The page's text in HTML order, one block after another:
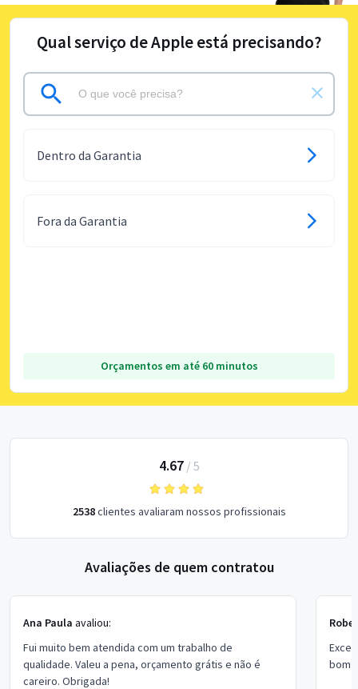
Qual serviço de Apple está precisando?
Dentro da Garantia
Fora da Garantia
Orçamentos em até 60 minutos
4.67/ 5
2538clientes avaliaram nossos profissionais
Avaliações de quem contratou
Ana Paula avaliou:
Fui muito bem atendida com um trabalho de
qualidade. Valeu a pena, orçamento grátis e não é
careiro. Obrigada!
bom